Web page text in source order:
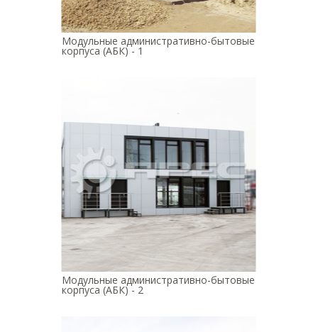
Модульные административно-бытовые
корпуса (АБК) - 1
Модульные административно-бытовые
корпуса (АБК) - 2